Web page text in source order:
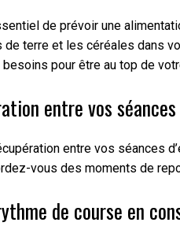
de prévoir une
terre et les céréales dans
pour être au top de
entre vos
entre vos séances
vous des moments de
de course en